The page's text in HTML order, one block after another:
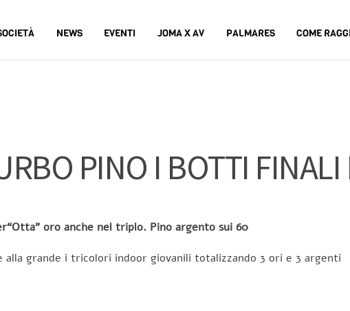
NEWS EVENTI JOMA X AV PALMARES COME
PINO I BOTTI
oro anche nel triplo. Pino argento sui 60
grande i tricolori indoor giovanili totalizzando 3 ori e 3 argenti